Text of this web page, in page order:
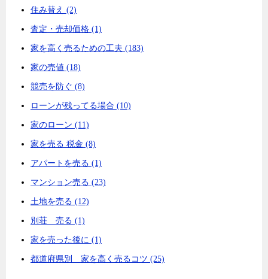
住み替え (2)
査定・売却価格 (1)
家を高く売るための工夫 (183)
家の売値 (18)
競売を防ぐ (8)
ローンが残ってる場合 (10)
家のローン (11)
家を売る 税金 (8)
アパートを売る (1)
マンション売る (23)
土地を売る (12)
別荘 売る (1)
家を売った後に (1)
都道府県別 家を高く売るコツ (25)